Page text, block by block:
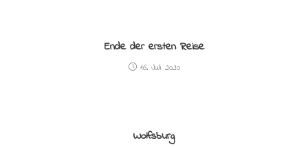
Ende der ersten Reise
16. Juli 2020
Wolfsburg